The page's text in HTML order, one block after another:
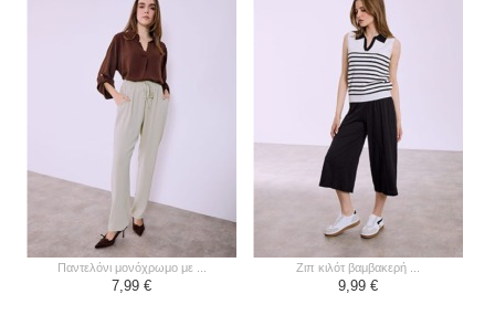
παντελόνι μονόχρωμο με ...
7,99 €
ζιπ κιλότ βαμβακερή ...
9,99 €